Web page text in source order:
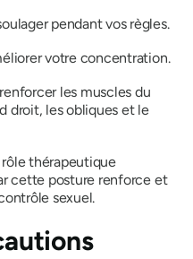
pendant vos règles.
votre concentration.
les muscles du
droit, les obliques et le
thérapeutique
cette posture renforce et
sexuel.